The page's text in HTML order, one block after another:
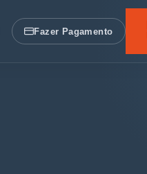
Fazer Pagamento